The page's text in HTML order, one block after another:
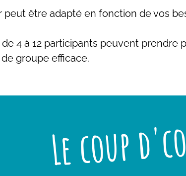
peut être adapté en fonction de vos
de 4 à 12 participants peuvent
groupe efficace.
Le coup